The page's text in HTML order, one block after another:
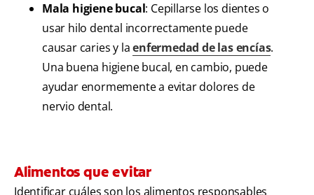
Mala higiene bucal: Cepillarse los dientes o
usar hilo dental incorrectamente puede
causar caries y laenfermedad de las encías.
Una buena higiene bucal, en cambio, puede
ayudar enormemente a evitar dolores de
nervio dental.
Alimentos que evitar
Identificar cuáles son los alimentos responsables